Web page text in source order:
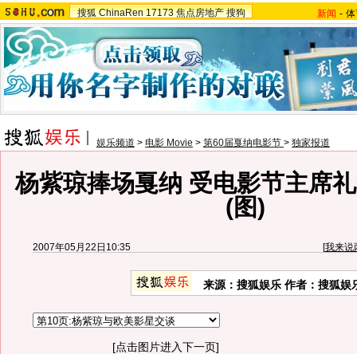
搜狐 ChinaRen 17173 焦点房地产 搜狗 新闻 -
娱乐频道 > 电影 Movie > 第60届戛纳电影节 > 独家报道
杨紫琼捧场戛纳 受电影节主席
(图)
2007年05月22日10:35 [我来说
来源：搜狐娱乐 作者：搜狐娱
[点击图片进入下一页]